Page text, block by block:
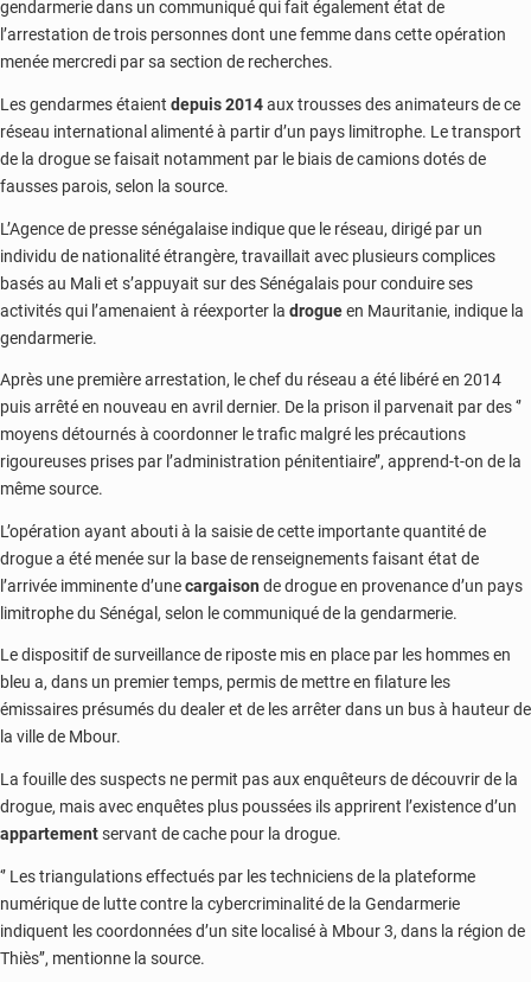
gendarmerie dans un communiqué qui fait également état de
l’arrestation de trois personnes dont une femme dans cette opération
menée mercredi par sa section de recherches.
Les gendarmes étaient depuis 2014aux trousses des animateurs de ce
réseau international alimenté à partir d’un pays limitrophe. Le transport
de la drogue se faisait notamment par le biais de camions dotés de
fausses parois, selon la source.
L’Agence de presse sénégalaise indique que le réseau, dirigé par un
individu de nationalité étrangère, travaillait avec plusieurs complices
basés au Mali et s’appuyait sur des Sénégalais pour conduire ses
activités qui l’amenaient à réexporter la drogueen Mauritanie, indique la
gendarmerie.
Après une première arrestation, le chef du réseau a été libéré en 2014
puis arrêté en nouveau en avril dernier. De la prison il parvenait par des ‘’
moyens détournés à coordonner le trafic malgré les précautions
rigoureuses prises par l’administration pénitentiaire’’, apprend-t-on de la
même source.
L’opération ayant abouti à la saisie de cette importante quantité de
drogue a été menée sur la base de renseignements faisant état de
l’arrivée imminente d’unecargaison de drogue en provenance d’un pays
limitrophe du Sénégal, selon le communiqué de la gendarmerie.
Le dispositif de surveillance de riposte mis en place par les hommes en
bleu a, dans un premier temps, permis de mettre en filature les
émissaires présumés du dealer et de les arrêter dans un bus à hauteur de
la ville de Mbour.
La fouille des suspects ne permit pas aux enquêteurs de découvrir de la
drogue, mais avec enquêtes plus poussées ils apprirent l’existence d’un
appartementservant de cache pour la drogue.
‘’ Les triangulations effectués par les techniciens de la plateforme
numérique de lutte contre la cybercriminalité de la Gendarmerie
indiquent les coordonnées d’un site localisé à Mbour 3, dans la région de
Thiès’’, mentionne la source.